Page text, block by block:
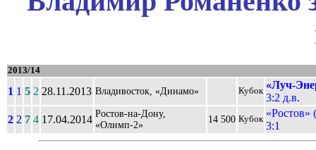
2013/14
1 1 5 2 28.11.2013 Владивосток, «Динамо» Кубок «Луч-
3:2 д.в.
2 2 7 4 17.04.2014 Ростов-на-Дону,
«Олимп-2»
14 500 Кубок «Ростов»
3:1